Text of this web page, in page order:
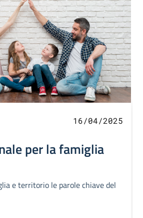
16/04/2025
per la famiglia
e territorio le parole chiave del